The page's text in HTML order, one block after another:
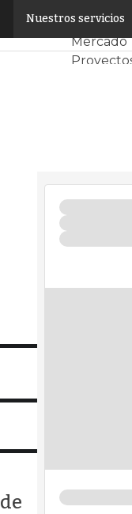
Nuestros servicios
eléctricos
Mercado